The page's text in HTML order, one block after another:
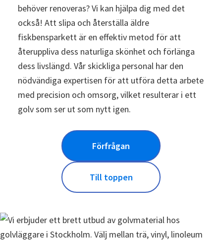
behöver renoveras? Vi kan hjälpa dig med det
också! Att slipa och återställa äldre
fiskbensparkett är en effektiv metod för att
återuppliva dess naturliga skönhet och förlänga
dess livslängd. Vår skickliga personal har den
nödvändiga expertisen för att utföra detta arbete
med precision och omsorg, vilket resulterar i ett
golv som ser ut som nytt igen.
Förfrågan
Till toppen